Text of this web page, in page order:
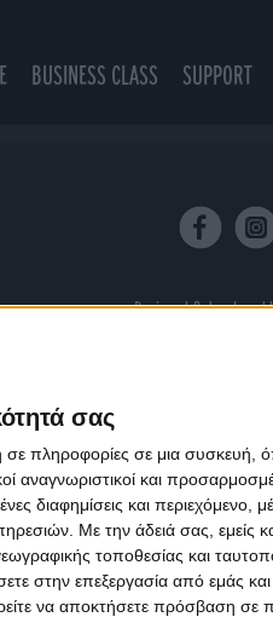
σας
σε πληροφορίες σε μια συσκευή,
αναγνωριστικοί και
διαφημίσεις και περιεχόμενο,
Με την άδειά σας, εμείς
τοποθεσίας και
στην επεξεργασία από εμάς και
να αποκτήσετε πρόσβαση σε
BUSINESS CLASS SUPPORT
Designed &